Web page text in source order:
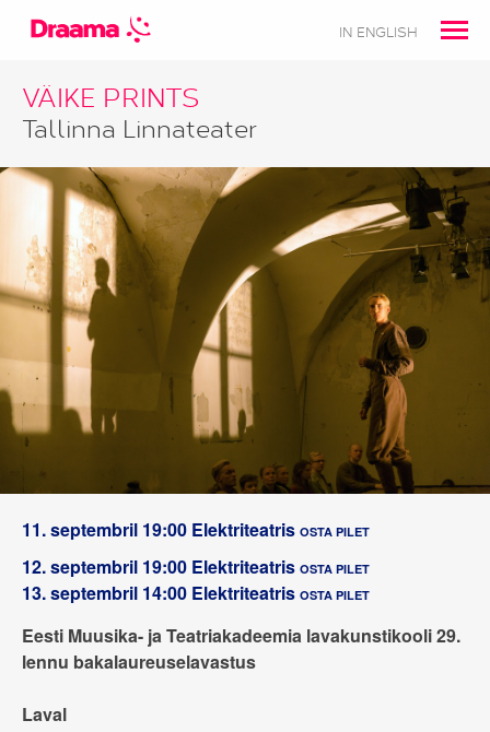
IN ENGLISH
VÄIKE PRINTS
Tallinna Linnateater
11. septembril 19:00 Elektriteatris OSTA PILET
12. septembril 19:00 Elektriteatris OSTA PILET
13. septembril 14:00 Elektriteatris OSTA PILET
Eesti Muusika- ja Teatriakadeemia lavakunstikooli 29.
lennu bakalaureuselavastus
Laval